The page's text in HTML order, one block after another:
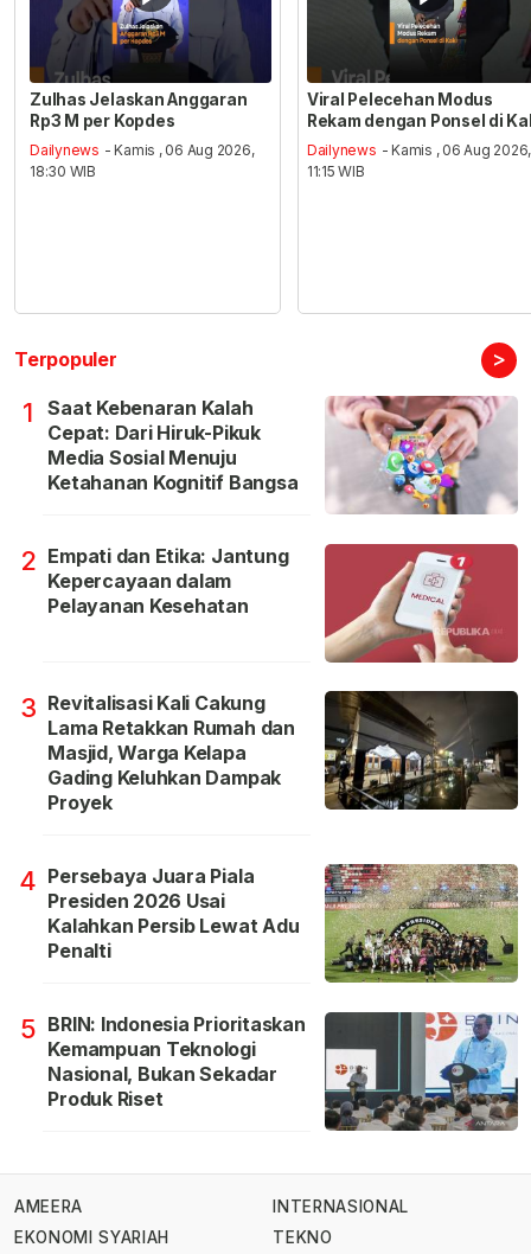
Zulhas Jelaskan Anggaran
Rp3 M per Kopdes
Dailynews - Kamis , 06 Aug 2026,
18:30 WIB
Viral Pelecehan Modus
Rekam dengan Ponsel di
Dailynews - Kamis , 06 Aug 2026,
11:15 WIB
Terpopuler >
1
Saat Kebenaran Kalah
Cepat: Dari Hiruk-Pikuk
Media Sosial Menuju
Ketahanan Kognitif Bangsa
2 Empati dan Etika: Jantung
Kepercayaan dalam
Pelayanan Kesehatan
3 Revitalisasi Kali Cakung
Lama Retakkan Rumah dan
Masjid, Warga Kelapa
Gading Keluhkan Dampak
Proyek
4 Persebaya Juara Piala
Presiden 2026 Usai
Kalahkan Persib Lewat Adu
Penalti
5 BRIN: Indonesia Prioritaskan
Kemampuan Teknologi
Nasional, Bukan Sekadar
Produk Riset
AMEERA
EKONOMI SYARIAH
INTERNASIONAL
TEKNO